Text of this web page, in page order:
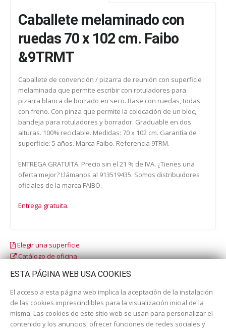
Caballete melaminado con
ruedas 70 x 102 cm. Faibo
&9TRMT
Caballete de convención / pizarra de reunión con superficie
melaminada que permite escribir con rotuladores para
pizarra blanca de borrado en seco. Base con ruedas, todas
con freno. Con pinza que permite la colocación de un bloc,
bandeja para rotuladores y borrador. Graduable en dos
alturas. 100% reciclable. Medidas: 70 x 102 cm. Garantía de
superficie: 5 años. Marca Faibo. Referencia 9TRM.
ENTREGA GRATUITA. Precio sin el 21 % de IVA. ¿Tienes una
oferta mejor? Llámanos al 913519435. Somos distribuidores
oficiales de la marca FAIBO.
Entrega gratuita.
Elegir una superficie
Catálogo de oficina
ESTA PÁGINA WEB USA COOKIES
El acceso a esta página web implica la aceptación de la instalación
de las cookies imprescindibles para la visualización inicial de la
misma. Las cookies de este sitio web se usan para personalizar el
contenido y los anuncios, ofrecer funciones de redes sociales y